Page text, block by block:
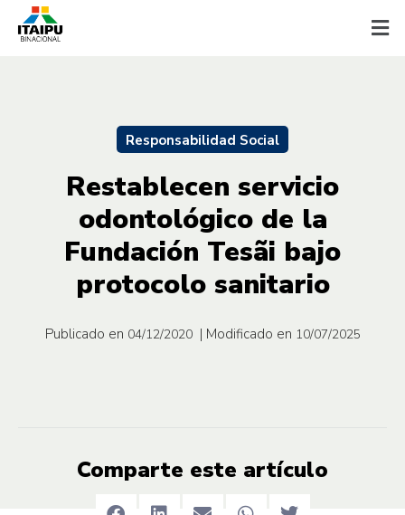
Responsabilidad Social
Restablecen servicio
odontológico de la
Fundación Tesãi bajo
protocolo sanitario
Publicado en 04/12/2020 | Modificado en 10/07/2025
Comparte este artículo